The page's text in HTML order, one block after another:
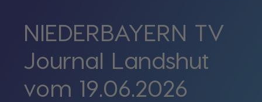
NIEDERBAYERN TV
Journal Landshut
vom 19.06.2026